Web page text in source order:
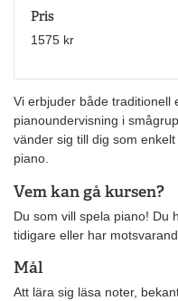
Vi erbjuder både traditionell
pianoundervisning i
vänder sig till dig som
piano.
Vem kan gå kursen?
Du som vill spela piano! Du
tidigare eller har
Mål
Att lära sig läsa noter,
Pris
1575 kr